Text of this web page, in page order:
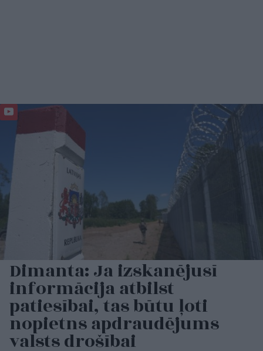
Dimanta: Ja izskanējusī
informācija atbilst
patiesībai, tas būtu ļoti
nopietns apdraudējums
valsts drošībai